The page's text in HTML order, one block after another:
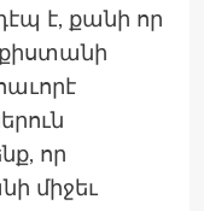
է, քանի որ
որ
միջեւ